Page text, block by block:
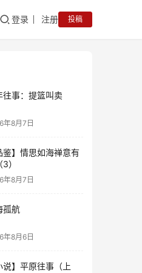
登录 注册 投稿
往事：提篮叫卖
年8月7日
鉴】情思如海禅意有
）
年8月7日
孤航
年8月6日
说】平原往事（上